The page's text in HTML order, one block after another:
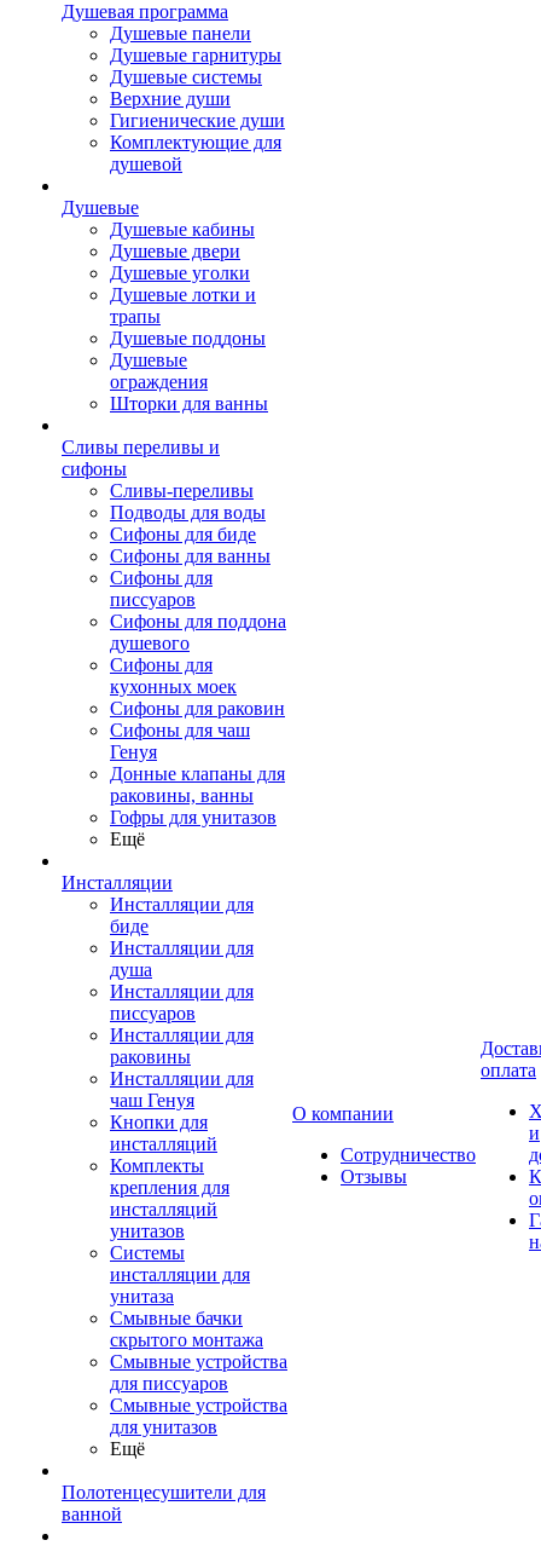
Душевая программа
Душевые панели
Душевые гарнитуры
Душевые системы
Верхние души
Гигиенические души
Комплектующие для
душевой
Душевые
Душевые кабины
Душевые двери
Душевые уголки
Душевые лотки и
трапы
Душевые поддоны
Душевые
ограждения
Шторки для ванны
Сливы переливы и
сифоны
Сливы-переливы
Подводы для воды
Сифоны для биде
Сифоны для ванны
Сифоны для
писсуаров
Сифоны для поддона
душевого
Сифоны для
кухонных моек
Сифоны для раковин
Сифоны для чаш
Генуя
Донные клапаны для
раковины, ванны
Гофры для унитазов
Ещё
Инсталляции
Инсталляции для
биде
Инсталляции для
душа
Инсталляции для
писсуаров
Инсталляции для
раковины
Инсталляции для
чаш Генуя
Кнопки для
инсталляций
Комплекты
крепления для
инсталляций
унитазов
Системы
инсталляции для
унитаза
Смывные бачки
скрытого монтажа
Смывные устройства
для писсуаров
Смывные устройства
для унитазов
Ещё
Полотенцесушители для
ванной
О компании
Сотрудничество
Отзывы
оплата
и